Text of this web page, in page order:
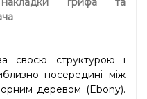
своєю структурою і
посередині між
деревом (Ebony).